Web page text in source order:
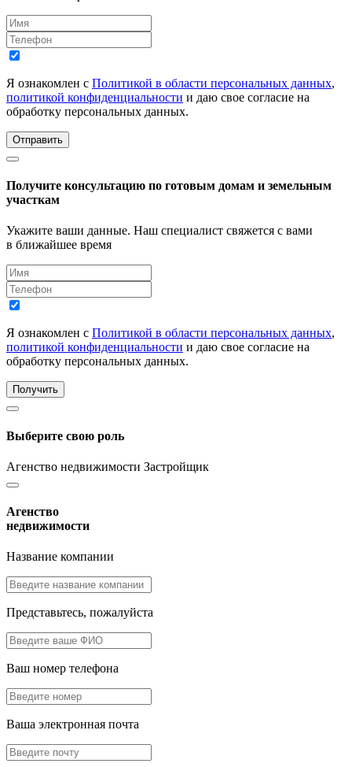
Я ознакомлен с Политикой в области персональных данных,
политикой конфиденциальности и даю свое согласие на
обработку персональных данных.
Отправить
Получите консультацию по готовым домам и земельным
участкам
Укажите ваши данные. Наш специалист свяжется с вами
в ближайшее время
Я ознакомлен с Политикой в области персональных данных,
политикой конфиденциальности и даю свое согласие на
обработку персональных данных.
Получить
Выберите свою роль
Агенство недвижимости Застройщик
Агенство
недвижимости
Название компании
Представьтесь, пожалуйста
Ваш номер телефона
Ваша электронная почта